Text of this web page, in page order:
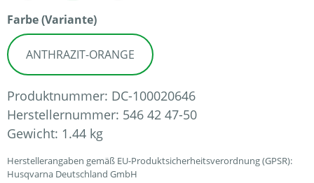
Farbe (Variante)auswählen
ANTHRAZIT-ORANGE
Produktnummer: DC-100020646
Herstellernummer: 546 42 47-50
Gewicht: 1.44 kg
Herstellerangaben gemäß EU-Produktsicherheitsverordnung (GPSR):
Husqvarna Deutschland GmbH